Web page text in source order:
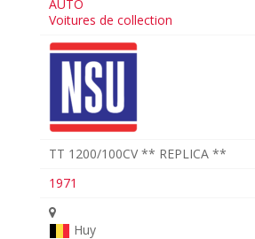
AUTO
Voitures de collection
TT 1200/100CV ** REPLICA **
1971
Huy